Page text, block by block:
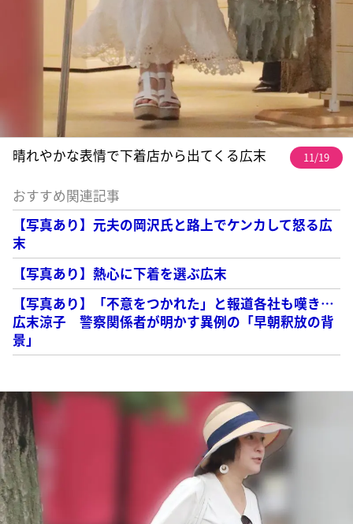
晴れやかな表情で下着店から出てくる広末 11/19
おすすめ関連記事
【写真あり】元夫の岡沢氏と路上でケンカして怒る広
末
【写真あり】熱心に下着を選ぶ広末
【写真あり】「不意をつかれた」と報道各社も嘆き…
広末涼子 警察関係者が明かす異例の「早朝釈放の背
景」